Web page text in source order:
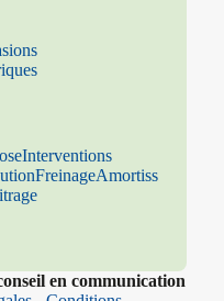
Interventions
FreinageAmortiss
en communication